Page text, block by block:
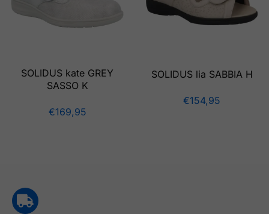
SOLIDUS kate GREY
SASSO K
€169,95
SOLIDUS lia SABBIA H
€154,95